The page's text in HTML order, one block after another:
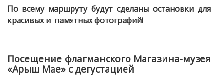
По всему маршруту будут сделаны остановки для
красивых и памятных фотографий!
Посещение флагманского Магазина-музея
«Арыш Мае» с дегустацией